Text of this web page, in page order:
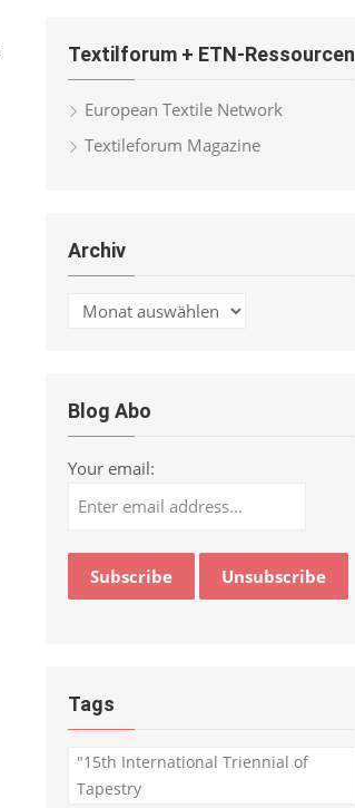
Textilforum + ETN-Ressourcen
European Textile Network
Textileforum Magazine
Archiv
Archiv
Blog Abo
Your email:
Tags
"15th International Triennial of
Tapestry